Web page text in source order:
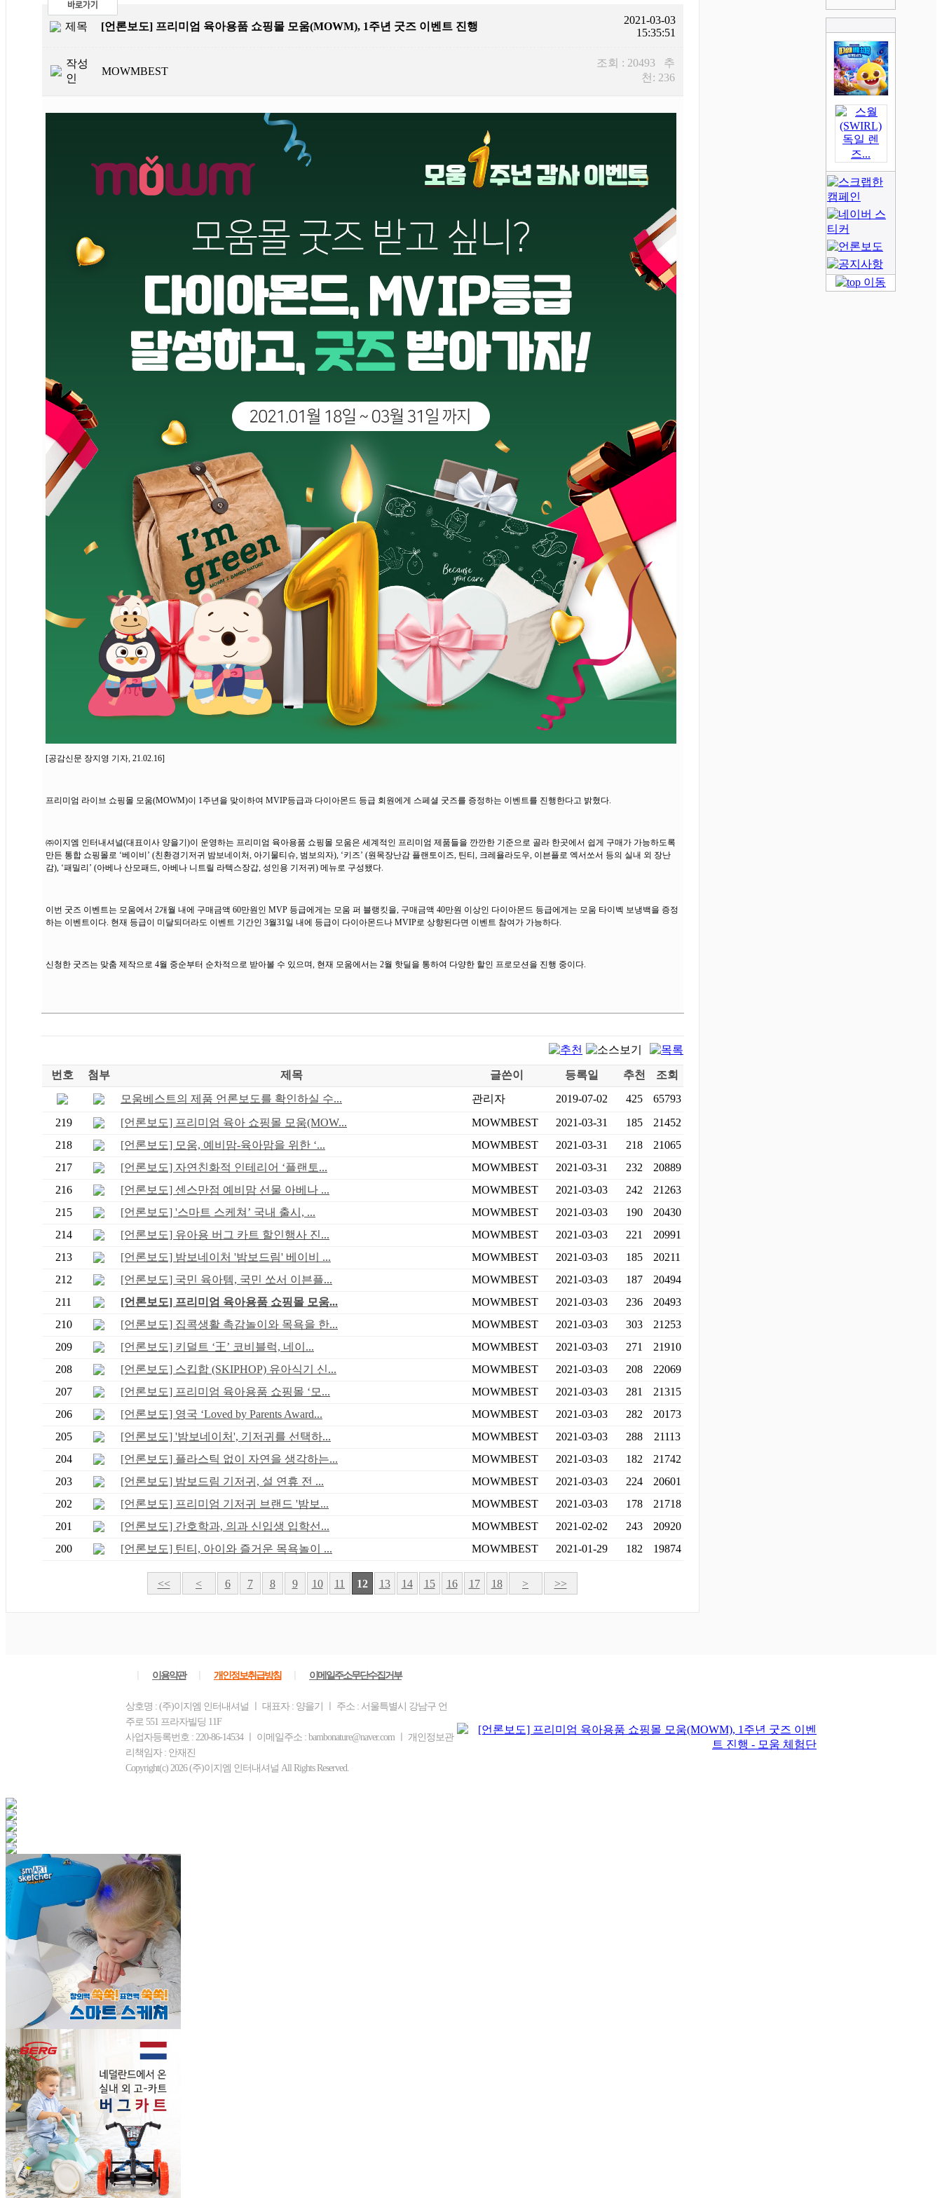
제목 [언론보도] 프리미엄 육아용품 쇼핑몰 모움(MOWM), 1주년 굿즈 이벤트 진행
2021-03-03
15:35:51
작성
인
MOWMBEST
조회 : 20493 추
천: 236
[공감신문 장지영 기자, 21.02.16]
프리미엄 라이브 쇼핑몰 모움(MOWM)이 1주년을 맞이하여 MVIP등급과 다이아몬드 등급 회원에게 스페셜 굿즈를 증정하는 이벤트를 진행한다고 밝혔다.
㈜이지엠 인터내셔널(대표이사 양을기)이 운영하는 프리미엄 육아용품 쇼핑몰 모움은 세계적인 프리미엄 제품들을 깐깐한 기준으로 골라 한곳에서 쉽게 구매가 가능하도록
만든 통합 쇼핑몰로 ‘베이비’ (친환경기저귀 밤보네이처, 아기물티슈, 범보의자), ‘키즈’ (원목장난감 플랜토이즈, 틴티, 크레욜라도우, 이븐플로 엑서쏘서 등의 실내 외 장난
감), ‘패밀리’ (아베나 산모패드, 아베나 니트릴 라텍스장갑, 성인용 기저귀) 메뉴로 구성됐다.
이번 굿즈 이벤트는 모움에서 2개월 내에 구매금액 60만원인 MVP 등급에게는 모움 퍼 블랭킷을, 구매금액 40만원 이상인 다이아몬드 등급에게는 모움 타이벡 보냉백을 증정
하는 이벤트이다. 현재 등급이 미달되더라도 이벤트 기간인 3월31일 내에 등급이 다이아몬드나 MVIP로 상향된다면 이벤트 참여가 가능하다.
신청한 굿즈는 맞춤 제작으로 4월 중순부터 순차적으로 받아볼 수 있으며, 현재 모움에서는 2월 핫딜을 통하여 다양한 할인 프로모션을 진행 중이다.
번호 첨부 제목 글쓴이 등록일 추천
조회
모움베스트의 제품 언론보도를 확인하실 수...
관리자 2019-07-02 425
65793
219
[언론보도] 프리미엄 육아 쇼핑몰 모움(MOW... MOWMBEST 2021-03-31 185
21452
218
[언론보도] 모움, 예비맘-육아맘을 위한 ‘... MOWMBEST 2021-03-31 218
21065
217
[언론보도] 자연친화적 인테리어 ‘플랜토... MOWMBEST 2021-03-31 232
20889
216
[언론보도] 센스만점 예비맘 선물 아베나 ... MOWMBEST 2021-03-03 242
21263
215
[언론보도] '스마트 스케쳐’ 국내 출시, ... MOWMBEST 2021-03-03 190
20430
214
[언론보도] 유아용 버그 카트 할인행사 진... MOWMBEST 2021-03-03 221
20991
213
[언론보도] 밤보네이처 '밤보드림' 베이비 ... MOWMBEST 2021-03-03 185
20211
212
[언론보도] 국민 육아템, 국민 쏘서 이븐플... MOWMBEST 2021-03-03 187
20494
211
[언론보도] 프리미엄 육아용품 쇼핑몰 모움... MOWMBEST 2021-03-03 236
20493
210
[언론보도] 집콕생활 촉감놀이와 목욕을 한... MOWMBEST 2021-03-03 303
21253
209
[언론보도] 키덜트 ‘王’ 코비블럭, 네이... MOWMBEST 2021-03-03 271
21910
208
[언론보도] 스킵합 (SKIPHOP) 유아식기 신... MOWMBEST 2021-03-03 208
22069
207
[언론보도] 프리미엄 육아용품 쇼핑몰 ‘모... MOWMBEST 2021-03-03 281
21315
206
[언론보도] 영국 ‘Loved by Parents Award... MOWMBEST 2021-03-03 282
20173
205
[언론보도] '밤보네이처', 기저귀를 선택하... MOWMBEST 2021-03-03 288
21113
204
[언론보도] 플라스틱 없이 자연을 생각하는... MOWMBEST 2021-03-03 182
21742
203
[언론보도] 밤보드림 기저귀, 설 연휴 전 ... MOWMBEST 2021-03-03 224
20601
202
[언론보도] 프리미엄 기저귀 브랜드 '밤보... MOWMBEST 2021-03-03 178
21718
201
[언론보도] 간호학과, 의과 신입생 입학선... MOWMBEST 2021-02-02 243
20920
200
[언론보도] 틴티, 아이와 즐거운 목욕놀이 ... MOWMBEST 2021-01-29 182 19874
<< < 6 7 8 9 10 11 12 13 14 15 16 17 18 > >>
이용약관 개인정보취급방침 이메일주소무단수집거부
상호명 : (주)이지엠 인터내셔널 ㅣ 대표자 : 양을기 ㅣ 주소 : 서울특별시 강남구 언
주로 551 프라자빌딩 11F
사업자등록번호 : 220-86-14534 ㅣ 이메일주소 : bambonature@naver.com ㅣ 개인정보관
리책임자 : 안재진
Copyright(c) 2026 (주)이지엠 인터내셔널 All Rights Reserved.